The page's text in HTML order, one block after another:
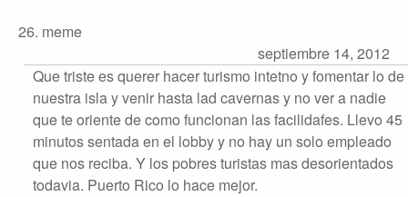
26. meme
septiembre 14, 2012
Que triste es querer hacer turismo intetno y fomentar lo de
nuestra isla y venir hasta lad cavernas y no ver a nadie
que te oriente de como funcionan las facilidafes. Llevo 45
minutos sentada en el lobby y no hay un solo empleado
que nos reciba. Y los pobres turistas mas desorientados
todavia. Puerto Rico lo hace mejor.